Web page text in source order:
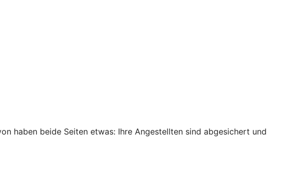
haben beide Seiten etwas: Ihre Angestellten sind abgesichert und